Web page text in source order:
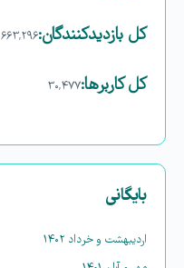
کل بازدیدکنند‌گان:۶۶۳,۲۹۶
کل کاربرها:۳۰,۴۷۷
بایگانی
اردیبهشت و خرداد ۱۴۰۲